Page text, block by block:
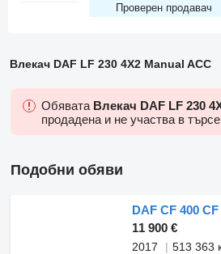
Проверен продавач
Влекач DAF LF 230 4X2 Manual ACC
Обявата Влекач DAF LF 230
продадена и не участва в
Подобни обяви
11 900 €
2017
513 363